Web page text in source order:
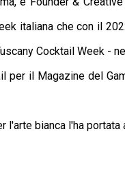
italiana che con il
Cocktail Week -
per il Magazine del
l'arte bianca l'ha